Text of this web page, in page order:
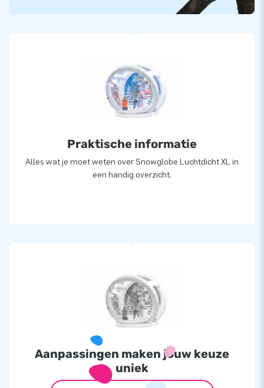
Praktische informatie
Alles wat je moet weten over Snowglobe Luchtdicht XL in
een handig overzicht.
Aanpassingen maken jouw keuze
uniek